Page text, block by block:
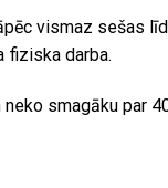
vismaz sešas
fiziska darba.
smagāku par